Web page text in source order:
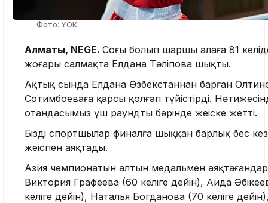
Фото: ҰОК
Алматы, NEGE. Соңғы болып шаршы алаңға 81
жоғары салмақта Елдана Тәліпова шықты.
Ақтық сында Елдана Өзбекстаннан барған
Сотимбоеваға қарсы қолғап түйістірді.
отандасымыз үш раундтың бәрінде жеңіске жетті.
Біздің спортшылар финалға шыққан барлық бес
жеңіспен аяқтады.
Азия чемпионатын алтын медальмен
Виктория Графеева (60 келіге дейін), Аида
келіге дейін), Наталья Богданова (70 келіге